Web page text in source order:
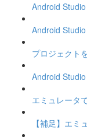
Android
Android
プロジェクト
Android
エミュレータ
【補足】エミ